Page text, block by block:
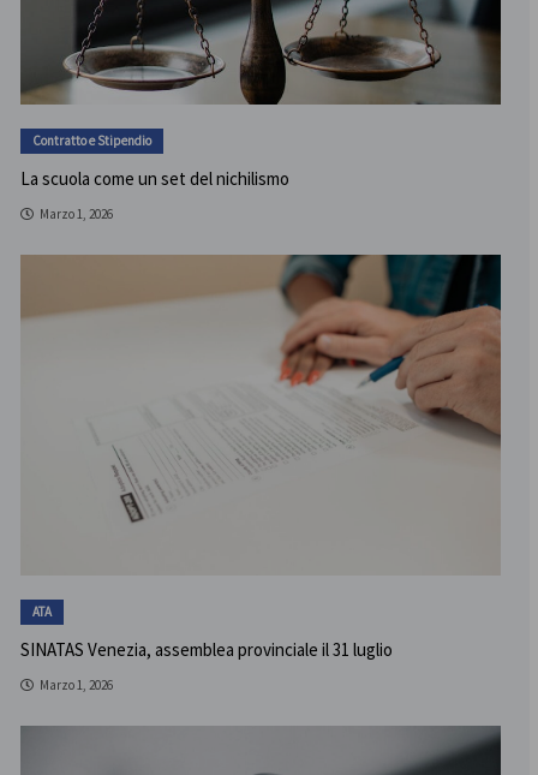
Contratto e Stipendio
La scuola come un set del nichilismo
Marzo 1, 2026
ATA
SINATAS Venezia, assemblea provinciale il 31 luglio
Marzo 1, 2026